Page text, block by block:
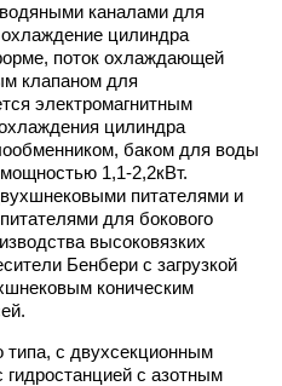
каналами для
цилиндра
поток охлаждающей
клапаном для
электромагнитным
цилиндра
баком для воды
1,1-2,2кВт.
питателями и
для бокового
высоковязких
Бенбери с загрузкой
коническим
с двухсекционным
с азотным